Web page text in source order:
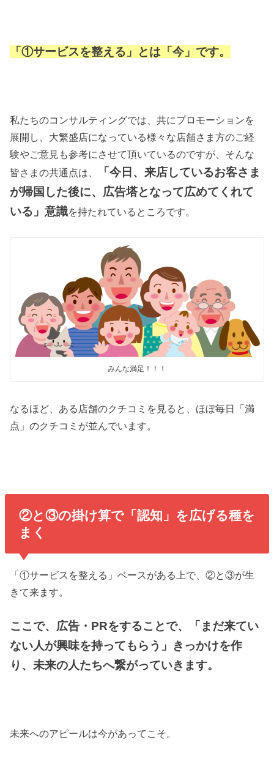
「①サービスを整える」とは「今」です。
私たちのコンサルティングでは、共にプロモーションを
展開し、大繁盛店になっている様々な店舗さま方のご経
験やご意見も参考にさせて頂いているのですが、そんな
皆さまの共通点は、
「今日、来店しているお客さま
が帰国した後に、広告塔となって広めてくれて
いる」意識を持たれているところです。
みんな満足！！！
なるほど、ある店舗のクチコミを見ると、ほぼ毎日「満
点」のクチコミが並んでいます。
②と③の掛け算で「認知」を広げる種を
まく
「①サービスを整える」ベースがある上で、②と③が生
きて来ます。
ここで、広告・PRをすることで、「まだ来てい
ない人が興味を持ってもらう」きっかけを作
り、未来の人たちへ繋がっていきます。
未来へのアピールは今があってこそ。